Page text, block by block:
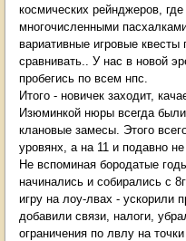
космических рейнджеров,
многочисленными
вариативные игровые
сравнивать.. У нас в новой
пробегись по всем нпс.
Итого - новичек заходит,
Изюминкой нюры всегда
клановые замесы. Этого
уровянх, а на 11 и подавно не
Не вспоминая бородатые
начинались и собирались с
игру на лоу-лвах - ускорили
добавили связи, налоги,
ограничения по лвлу на